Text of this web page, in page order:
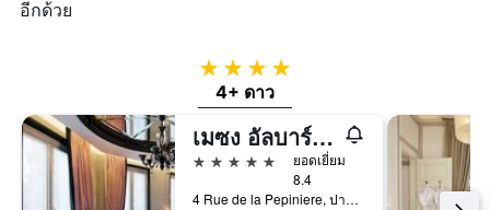
อีกด้วย
4 ดาว
4+ ดาว
เมซง อัลบาร์ - เลอ ไดมอนด์
5 ดาว
ยอดเยี่ยม
8.4
4 Rue de la Pepiniere, ปารีส, ฝรั่งเศส